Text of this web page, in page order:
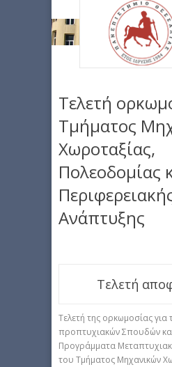
Τελετή
Τμήματος
Χωροταξίας,
Πολεοδομίας
Ανάπτυξης
Τελετή
Τελετή της ορκωμοσίας
προπτυχιακών Σπουδών
Προγράμματα
του Τμήματος Μηχανικών